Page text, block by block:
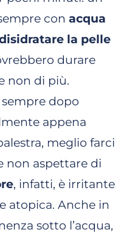
con acqua
la pelle
durare
non di più.
dopo
appena
meglio farci
non aspettare di
, infatti, è irritante
atopica. Anche in
sotto l’acqua,